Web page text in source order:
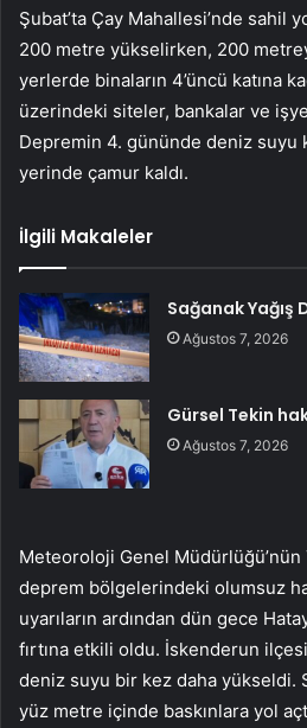
Şubat’ta Çay Mahallesi’nde sahil
200 metre yükselirken, 200
yerlerde binaların 4’üncü katına
üzerindeki siteler, bankalar ve
Depremin 4. gününde deniz suyu
yerinde çamur kaldı.
İlgili Makaleler
Sağanak Yağış
Ağustos 7, 2026
Gürsel Tekin
Ağustos 7, 2026
Meteoroloji Genel Müdürlüğü’nün
deprem bölgelerindeki olumsuz
uyarıların ardından dün gece
fırtına etkili oldu. İskenderun
deniz suyu bir kez daha yükseldi.
yüz metre içinde baskınlara yol